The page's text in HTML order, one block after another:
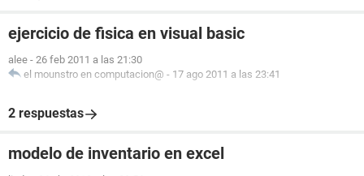
ejercicio de fisica en visual basic
alee - 26 feb 2011 a las 21:30
el mounstro en computacion@ - 17 ago 2011 a las 23:41
2 respuestas
modelo de inventario en excel